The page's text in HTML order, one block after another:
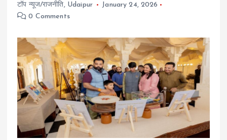
टॉप न्यूज/राजनीति, Udaipur
January 24, 2026
0 Comments